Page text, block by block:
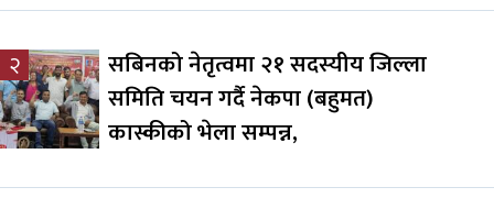
२
सबिनको नेतृत्वमा २१ सदस्यीय जिल्ला
समिति चयन गर्दै नेकपा (बहुमत)
कास्कीको भेला सम्पन्न,